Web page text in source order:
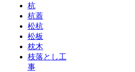
杭
杭蓋
松杭
松板
枕木
枝落とし工
事